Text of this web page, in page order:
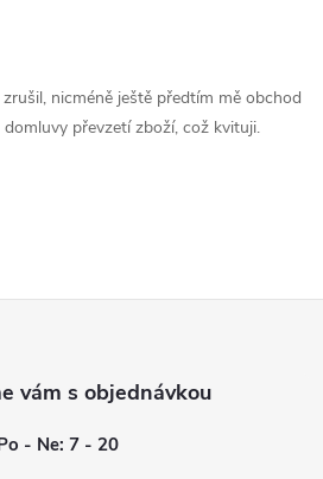
nicméně ještě předtím mě obchod
převzetí zboží, což kvituji.